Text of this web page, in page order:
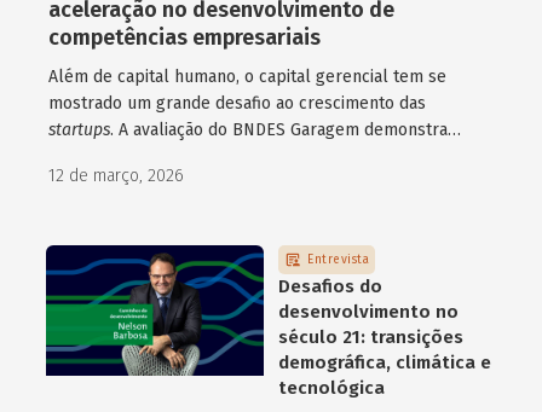
aceleração no desenvolvimento de
competências empresariais
Além de capital humano, o capital gerencial tem se
mostrado um grande desafio ao crescimento das
startups. A avaliação do BNDES Garagem demonstra
superação desse desafio.
12 de março, 2026
Entrevista
Desafios do
desenvolvimento no
século 21: transições
demográfica, climática e
tecnológica